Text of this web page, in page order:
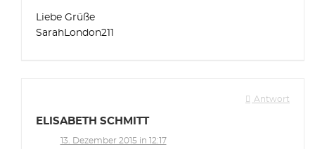
Liebe Grüße
SarahLondon211
Antwort
ELISABETH SCHMITT
13. Dezember 2015 in 12:17